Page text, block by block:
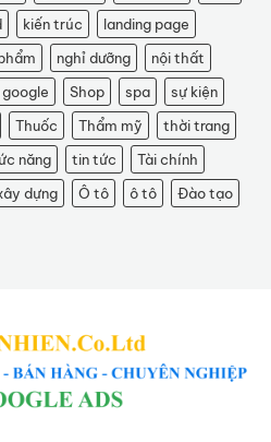
kiến trúc
landing page
nghỉ dưỡng
nội thất
Shop spa
sự kiện
Thuốc Thẩm mỹ
thời trang
năng tin tức
Tài chính
dựng Ô tô ô tô
Đào tạo